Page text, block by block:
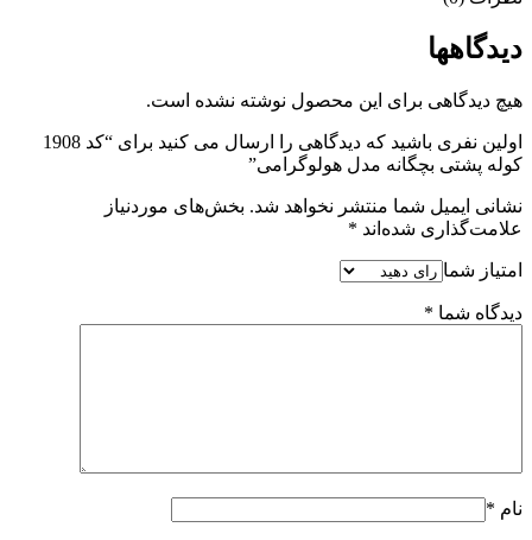
دیدگاهها
هیچ دیدگاهی برای این محصول نوشته نشده است.
اولین نفری باشید که دیدگاهی را ارسال می کنید برای “کد 1908
کوله پشتی بچگانه مدل هولوگرامی”
نشانی ایمیل شما منتشر نخواهد شد. بخش‌های موردنیاز
علامت‌گذاری شده‌اند *
امتیاز شما
دیدگاه شما *
نام *